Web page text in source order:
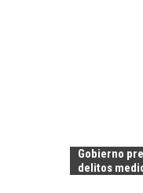
Gobierno
delitos